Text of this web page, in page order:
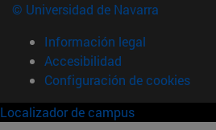
© Universidad de Navarra
Información legal
Accesibilidad
Configuración de cookies
Localizador de campus